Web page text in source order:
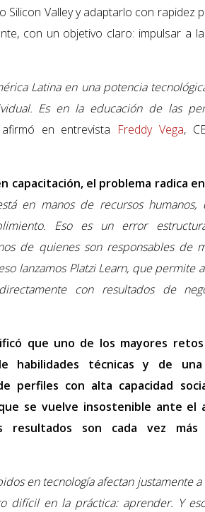
Valley y adaptarlo con rapidez
con un objetivo claro: impulsar a
Latina en una potencia
Es en la educación de las
afirmó en entrevista Freddy Vega,
capacitación, el problema radica
en manos de recursos
Eso es un error
de quienes son responsables de
lanzamos Platzi Learn, que permite
con resultados de
que uno de los mayores
habilidades técnicas y de
perfiles con alta capacidad
se vuelve insostenible ante el
resultados son cada vez más
en tecnología afectan justamente a
difícil en la práctica: aprender. Y